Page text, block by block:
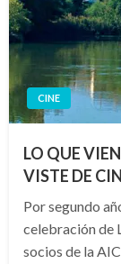
CINE
LO QUE
VISTE DE
Por segundo
celebración de
socios de la